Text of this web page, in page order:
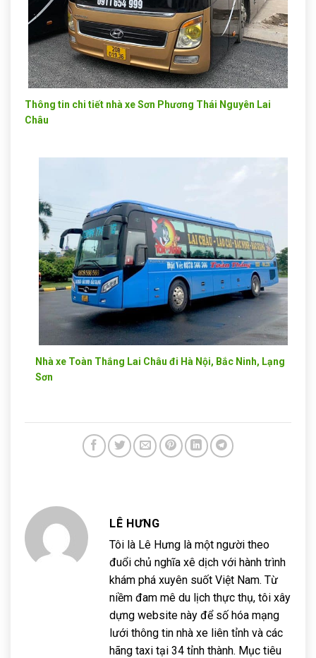
Thông tin chi tiết nhà xe Sơn Phương Thái Nguyên Lai
Châu
Nhà xe Toàn Thắng Lai Châu đi Hà Nội, Bắc Ninh, Lạng
Sơn
LÊ HƯNG
Tôi là Lê Hưng là một người theo
đuổi chủ nghĩa xê dịch với hành trình
khám phá xuyên suốt Việt Nam. Từ
niềm đam mê du lịch thực thụ, tôi xây
dựng website này để số hóa mạng
lưới thông tin nhà xe liên tỉnh và các
hãng taxi tại 34 tỉnh thành. Mục tiêu